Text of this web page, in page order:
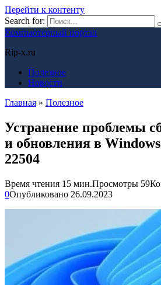
Перейти к контенту
Search for:
Компьютерный портал
Rip-x.ru
Полезное
Новости
Главная » Полезное
Устранение проблемы
и обновления в
22504
Время чтения 15 мин.Просмотры 59
0Опубликовано 26.09.2023